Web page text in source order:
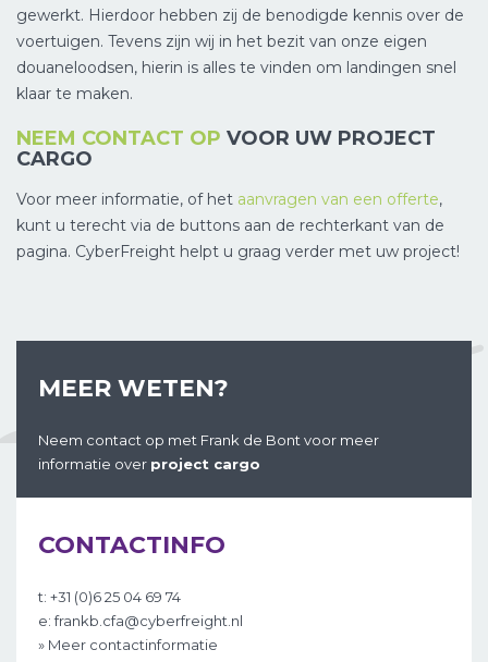
gewerkt. Hierdoor hebben zij de benodigde kennis over de
voertuigen. Tevens zijn wij in het bezit van onze eigen
douaneloodsen, hierin is alles te vinden om landingen snel
klaar te maken.
NEEM CONTACT OP VOOR UW PROJECT
CARGO
Voor meer informatie, of het aanvragen van een offerte,
kunt u terecht via de buttons aan de rechterkant van de
pagina. CyberFreight helpt u graag verder met uw project!
MEER WETEN?
Neem contact op met Frank de Bont voor meer
informatie over project cargo
CONTACTINFO
t: +31 (0)6 25 04 69 74
e: frankb.cfa@cyberfreight.nl
» Meer contactinformatie